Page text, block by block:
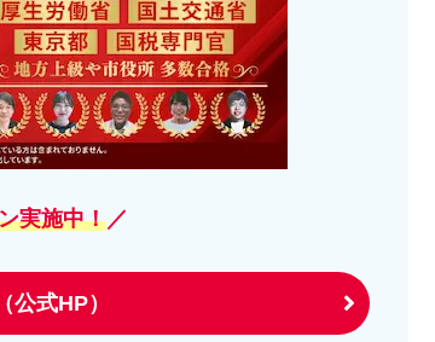
実施中！／
公式HP）